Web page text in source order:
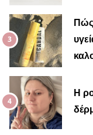
Πώς
Η